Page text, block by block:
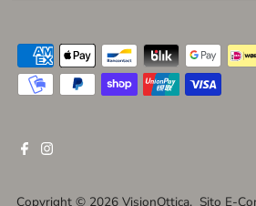
Copyright © 2026 VisionOttica. Sito E-